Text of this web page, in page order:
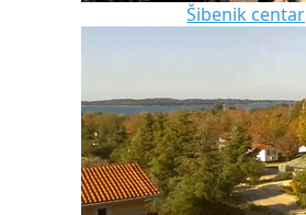
Šibenik centar